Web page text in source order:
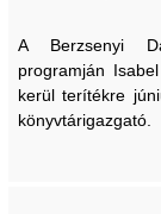
A Berzsenyi
programján
kerül terítékre
könyvtárigazgató.